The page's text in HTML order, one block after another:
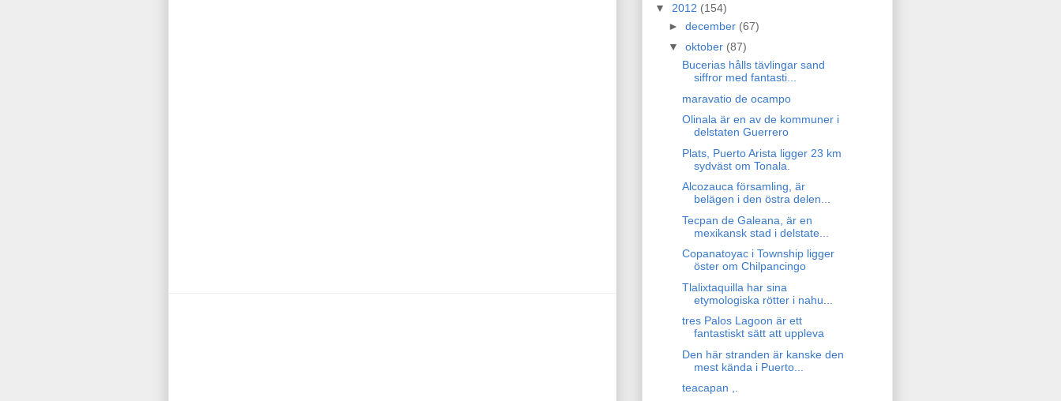
▼ 2012 (154)
► december (67)
▼ oktober (87)
Bucerias hålls tävlingar sand
siffror med fantasti...
maravatio de ocampo
Olinala är en av de kommuner i
delstaten Guerrero
Plats, Puerto Arista ligger 23 km
sydväst om Tonala.
Alcozauca församling, är
belägen i den östra delen...
Tecpan de Galeana, är en
mexikansk stad i delstate...
Copanatoyac i Township ligger
öster om Chilpancingo
Tlalixtaquilla har sina
etymologiska rötter i nahu...
tres Palos Lagoon är ett
fantastiskt sätt att uppleva
Den här stranden är kanske den
mest kända i Puerto...
teacapan ,.